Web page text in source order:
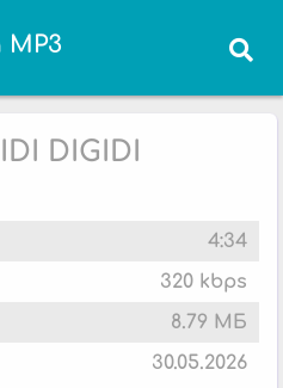
DIGIDI
4:34
320 kbps
8.79 МБ
30.05.2026